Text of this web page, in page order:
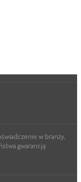
w branży,
gwarancją